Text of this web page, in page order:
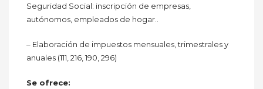
Seguridad Social: inscripción de empresas,
autónomos, empleados de hogar..
– Elaboración de impuestos mensuales, trimestrales y
anuales (111, 216, 190, 296)
Se ofrece: